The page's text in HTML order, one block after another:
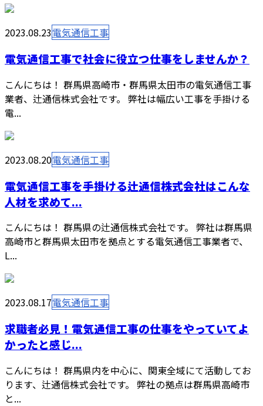
2023.08.23電気通信工事
電気通信工事で社会に役立つ仕事をしませんか？
こんにちは！ 群馬県高崎市・群馬県太田市の電気通信工事
業者、辻通信株式会社です。 弊社は幅広い工事を手掛ける
電...
2023.08.20電気通信工事
電気通信工事を手掛ける辻通信株式会社はこんな
人材を求めて...
こんにちは！ 群馬県の辻通信株式会社です。 弊社は群馬県
高崎市と群馬県太田市を拠点とする電気通信工事業者で、
L...
2023.08.17電気通信工事
求職者必見！電気通信工事の仕事をやっていてよ
かったと感じ...
こんにちは！ 群馬県内を中心に、関東全域にて活動してお
ります、辻通信株式会社です。 弊社の拠点は群馬県高崎市
と...